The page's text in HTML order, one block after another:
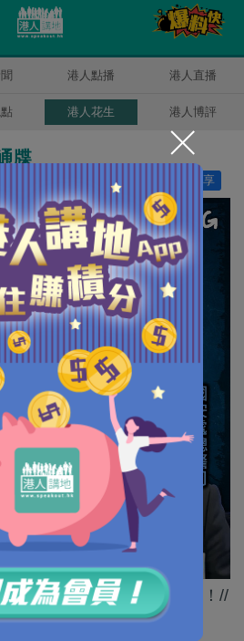
港人點播 港人直播
港人花生 港人博評
牒
分享
讚好
」字，周庭自己諗清諗楚！//